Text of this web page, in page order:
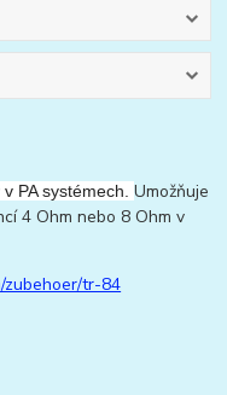
PA systémech.Umožňuje
4 Ohm nebo 8 Ohm v
zubehoer/tr-84